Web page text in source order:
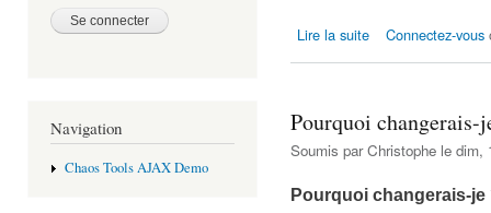
Navigation
Chaos Tools AJAX Demo
Lire la suite de Notre contact
Connectez-vous
Pourquoi changerais-
Soumis parChristophe le dim,
Pourquoi changerais-je